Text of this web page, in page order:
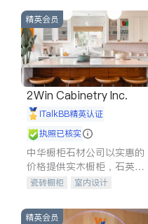
精英会员
2Win Cabinetry Inc.
iTalkBB精英认证
执照已核实
中华橱柜石材公司以实惠的
价格提供实木橱柜，石英石
台面，多种优质不锈钢水
质厨房，家的选择。
瓷砖橱柜
室内设计
室内装修
精英会员